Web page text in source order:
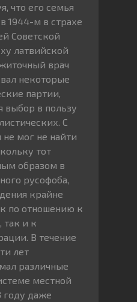
что его семья
1944-м в страхе
Советской
латвийской
врач
некоторые
партии,
выбор в пользу
С
мог не найти
тот
образом в
русофоба,
крайне
по отношению к
и к
В течение
лет
различные
местной
году даже